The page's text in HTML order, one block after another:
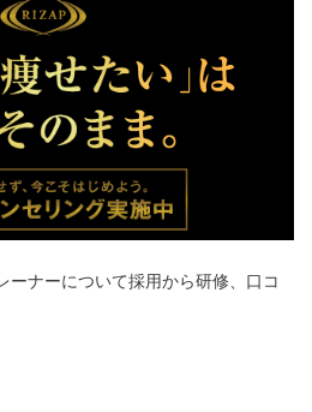
ーナーについて採用から研修、口コ